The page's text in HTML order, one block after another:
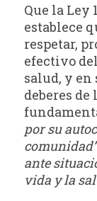
Que la Ley
establece
respetar,
efectivo
salud, y en
deberes
por su
ante
vida y la